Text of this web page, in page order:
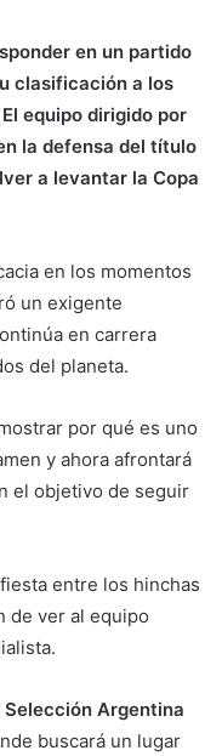
en un partido
clasificación a los
equipo dirigido por
la defensa del título
a levantar la Copa
en los momentos
un exigente
en carrera
del planeta.
por qué es uno
y ahora afrontará
el objetivo de seguir
entre los hinchas
de ver al equipo
Selección Argentina
buscará un lugar